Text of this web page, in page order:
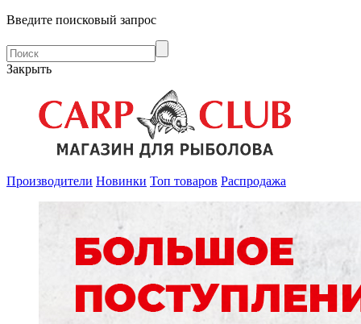
Введите поисковый запрос
Закрыть
Производители Новинки Топ товаров Распродажа